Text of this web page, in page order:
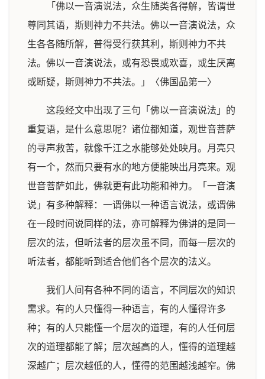
「佛以一音演说法，众生随类各得解，皆谓世
尊同其语，斯则神力不共法。佛以一音演说法，众
生各各随所解，普得受行获其利，斯则神力不共
法。佛以一音演说法，或有恐畏或欢喜，或生厌离
或断疑，斯则神力不共法。」〈佛国品第一〉
这段经文中出现了三句「佛以一音演说法」的
重复语，是什么意思呢？诸位都知道，观世音菩萨
的寻声救苦，就像千江之水能够处处映月。月亮只
有一个，然而只要有水的地方便能映出月亮来。观
世音菩萨如此，佛就更有此功能和神力。「一音演
说」有多种解释：一谓佛以一种语言说法，或谓佛
在一段时间说同样的法，亦可解释为佛讲的是同一
层次的法，但听法者的层次虽不同，而每一层次的
听法者，都能听到适合他们各个层次的法义。
我们人间有各种不同的语言，不同层次的知识
需求。有的人只懂得一种语言，有的人懂得许多
种；有的人只能懂一个层次的道理，有的人任何层
次的道理都能了解；层次越高的人，懂得的道理越
深越广；层次越低的人，懂得的范围越浅越窄。佛